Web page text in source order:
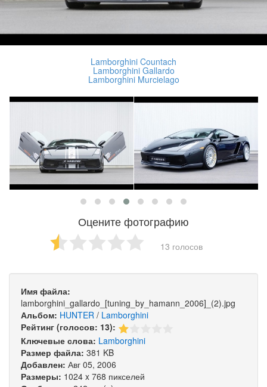
Lamborghini Countach
Lamborghini Gallardo
Lamborghini Murcielago
Оцените фотографию
13 голосов
Имя файла:
lamborghini_gallardo_[tuning_by_hamann_2006]_(2).jpg
Альбом: HUNTER / Lamborghini
Рейтинг (голосов: 13):
Ключевые слова: Lamborghini
Размер файла: 381 KB
Добавлен: Авг 05, 2006
Размеры: 1024 x 768 пикселей